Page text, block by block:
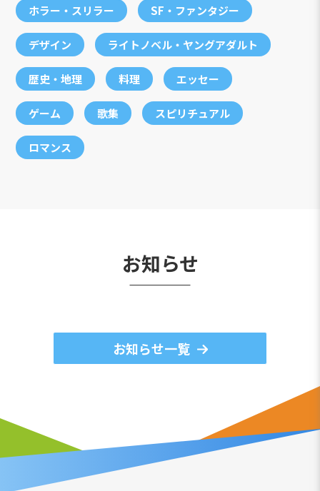
ホラー・スリラー SF・ファンタジー
デザイン ライトノベル・ヤングアダルト
歴史・地理 料理 エッセー
ゲーム 歌集 スピリチュアル
ロマンス
お知らせ
お知らせ一覧